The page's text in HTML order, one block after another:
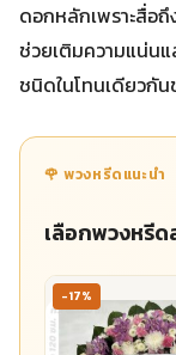
ดอกหลักเพราะสื่อ
ช่วยเติมความแน่น
ชนิดในโทนเดียวกั
🌹 พวงหรีดแนะนำ
เลือกพวงหรีด
-17%